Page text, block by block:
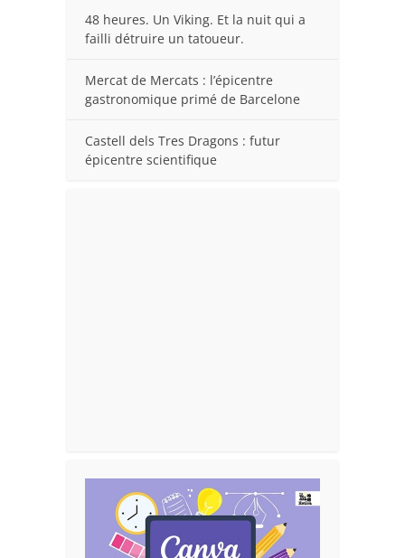
48 heures. Un Viking. Et la nuit qui a
failli détruire un tatoueur.
Mercat de Mercats : l’épicentre
gastronomique primé de Barcelone
Castell dels Tres Dragons : futur
épicentre scientifique